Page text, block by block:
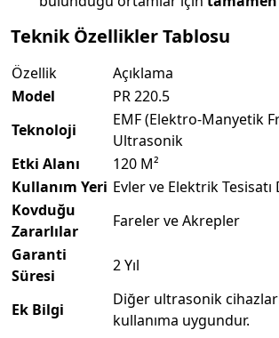
Teknik Özellikler Tablosu
Özellik
Açıklama
Model
PR 220.5
Teknoloji
EMF (Elektro-Manyetik
Ultrasonik
Etki Alanı
120 M²
Kullanım Yeri Evler ve Elektrik
Kovduğu
Zararlılar
Fareler ve Akrepler
Garanti
Süresi
2 Yıl
Ek Bilgi
Diğer ultrasonik
kullanıma uygundur.